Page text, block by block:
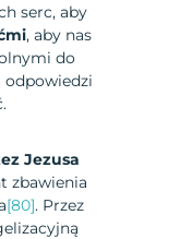
serc, aby
, aby nas
do
odpowiedzi
Jezusa
zbawienia
[80]. Przez